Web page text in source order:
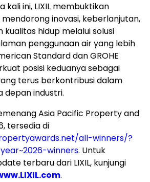
kali ini, LIXIL membuktikan
inovasi, keberlanjutan,
hidup melalui solusi
penggunaan air yang lebih
Standard dan GROHE
posisi keduanya sebagai
terus berkontribusi dalam
depan industri.
Asia Pacific Property and
tersedia di
all-winners/?
winners. Untuk
terbaru dari LIXIL, kunjungi
.